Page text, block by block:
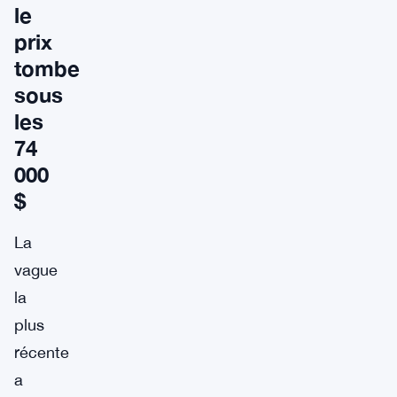
le
prix
tombe
sous
les
74
000
$
La
vague
la
plus
récente
a